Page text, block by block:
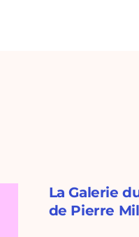
La Galerie
de Pierre